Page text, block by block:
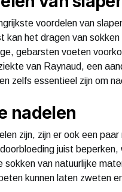
voordelen van
kan het dragen van
gebarsten voeten
van Raynaud, een
zelfs essentieel zijn om
nadelen
zijn, zijn er ook een
juist
sokken van natuurlijke
kunnen laten zweten